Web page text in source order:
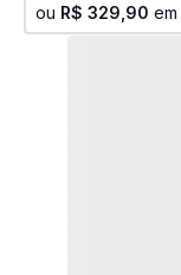
ou R$ 329 90 em